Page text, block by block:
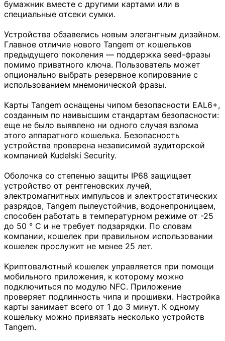
бумажник вместе с другими картами или в
специальные отсеки сумки.
Устройства обзавелись новым элегантным дизайном.
Главное отличие нового Tangem от кошельков
предыдущего поколения — поддержка seed-фразы
помимо приватного ключа. Пользователь может
опционально выбрать резервное копирование с
использованием мнемонической фразы.
Карты Tangem оснащены чипом безопасности EAL6+,
созданным по наивысшим стандартам безопасности:
еще не было выявлено ни одного случая взлома
этого аппаратного кошелька. Безопасность
устройства проверена независимой аудиторской
компанией Kudelski Security.
Оболочка со степенью защиты IP68 защищает
устройство от рентгеновских лучей,
электромагнитных импульсов и электростатических
разрядов, Tangem пылеустойчив, водонепроницаем,
способен работать в температурном режиме от -25
до 50 ° C и не требует подзарядки. По словам
компании, кошелек при правильном использовании
кошелек прослужит не менее 25 лет.
Криптовалютный кошелек управляется при помощи
мобильного приложения, к которому можно
подключиться по модулю NFC. Приложение
проверяет подлинность чипа и прошивки. Настройка
карты занимает всего от 1 до 3 минут. К одному
кошельку можно привязать несколько устройств
Tangem.